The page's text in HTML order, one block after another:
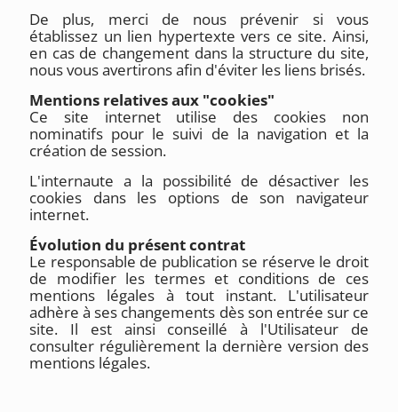
De plus, merci de nous prévenir si vous
établissez un lien hypertexte vers ce site. Ainsi,
en cas de changement dans la structure du site,
nous vous avertirons afin d'éviter les liens brisés.
Mentions relatives aux "cookies"
Ce site internet utilise des cookies non
nominatifs pour le suivi de la navigation et la
création de session.
L'internaute a la possibilité de désactiver les
cookies dans les options de son navigateur
internet.
Évolution du présent contrat
Le responsable de publication se réserve le droit
de modifier les termes et conditions de ces
mentions légales à tout instant. L'utilisateur
adhère à ses changements dès son entrée sur ce
site. Il est ainsi conseillé à l'Utilisateur de
consulter régulièrement la dernière version des
mentions légales.